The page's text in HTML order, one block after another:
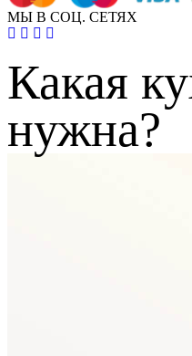
МЫ В СОЦ. СЕТЯХ
Какая
нужна?